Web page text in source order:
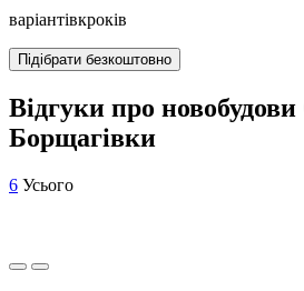
варіантівкроків
Підібрати безкоштовно
Відгуки про новобудови
Борщагівки
6 Усього